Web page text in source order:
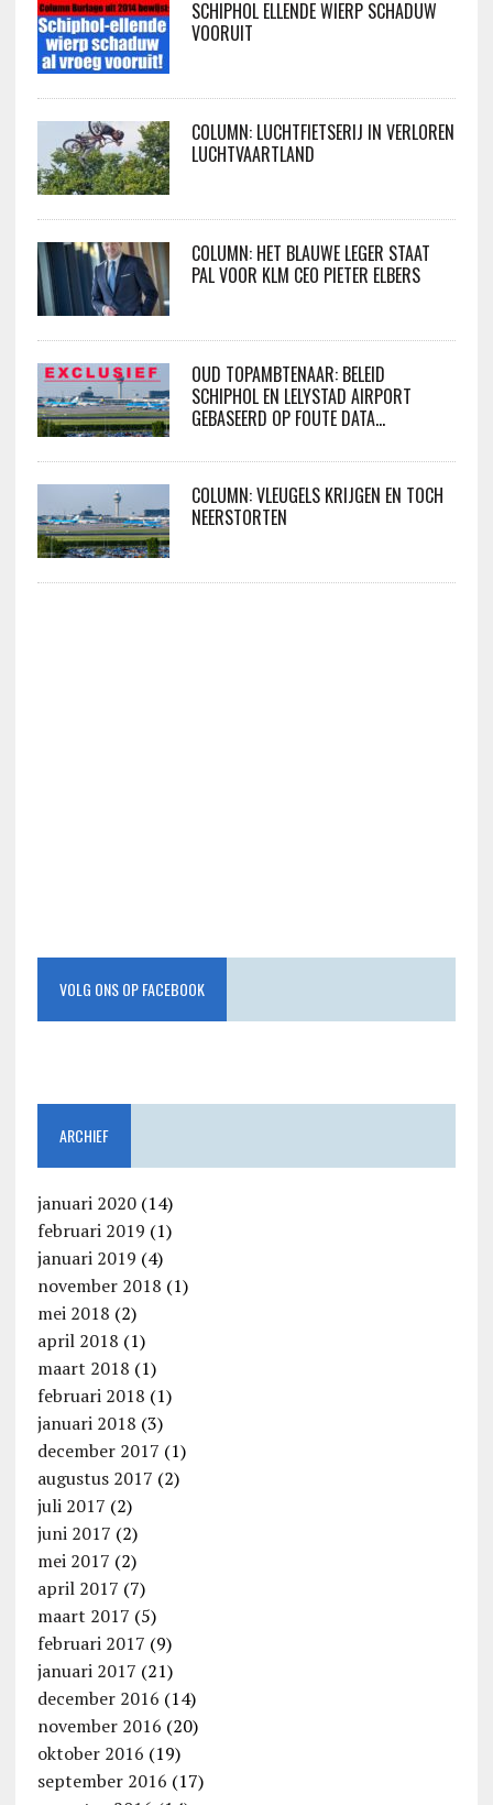
SCHIPHOL ELLENDE WIERP SCHADUW
VOORUIT
COLUMN: LUCHTFIETSERIJ IN VERLOREN
LUCHTVAARTLAND
COLUMN: HET BLAUWE LEGER STAAT
PAL VOOR KLM CEO PIETER ELBERS
OUD TOPAMBTENAAR: BELEID
SCHIPHOL EN LELYSTAD AIRPORT
GEBASEERD OP FOUTE DATA…
COLUMN: VLEUGELS KRIJGEN EN TOCH
NEERSTORTEN
VOLG ONS OP FACEBOOK
ARCHIEF
januari 2020(14)
februari 2019 (1)
januari 2019 (4)
november 2018 (1)
mei 2018 (2)
april 2018 (1)
maart 2018 (1)
februari 2018 (1)
januari 2018 (3)
december 2017 (1)
augustus 2017 (2)
juli 2017 (2)
juni 2017 (2)
mei 2017 (2)
april 2017 (7)
maart 2017 (5)
februari 2017 (9)
januari 2017 (21)
december 2016 (14)
november 2016 (20)
oktober 2016 (19)
september 2016 (17)